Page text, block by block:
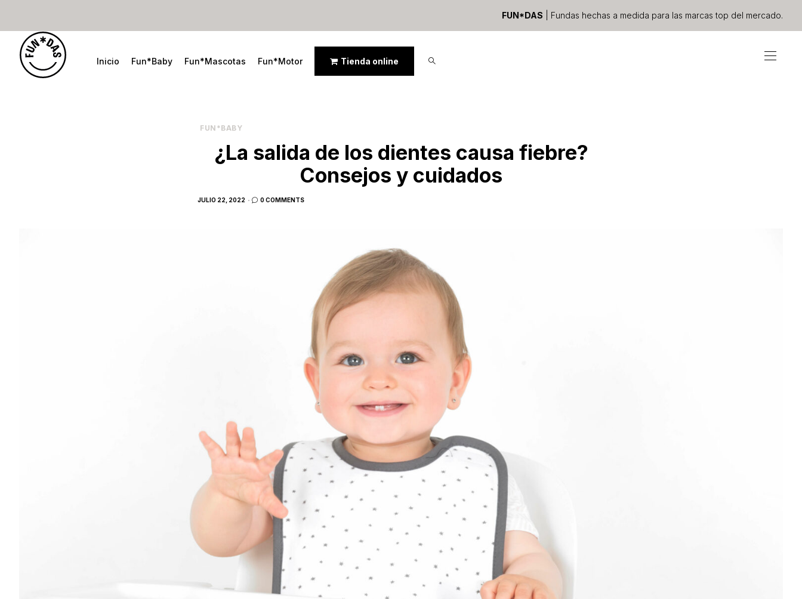
FUN*DAS | Fundas hechas a medida para las marcas top del mercado.
Inicio Fun*Baby Fun*Mascotas Fun*Motor Tienda online
FUN*BABY
¿La salida de los dientes causa fiebre?
Consejos y cuidados
POSTED
JULIO 22, 2022 0 COMMENTS